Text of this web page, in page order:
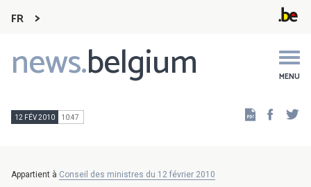
FR
news.belgium MENU
Main
navigation
12 FÉV 2010 10:47
Appartient à Conseil des ministres du 12 février 2010